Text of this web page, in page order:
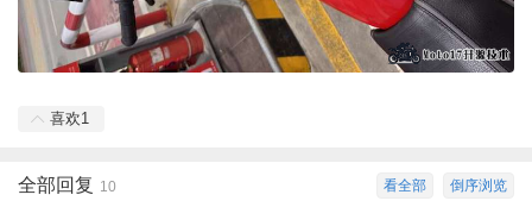
喜欢1
倒序浏览
看全部
全部回复 10